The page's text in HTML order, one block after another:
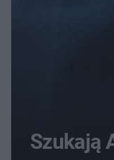
Szukają